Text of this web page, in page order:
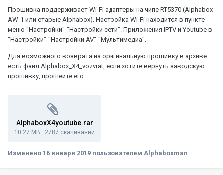
Прошивка поддерживает Wi-Fi адаптеры на чипе RT5370 (Alphabox
AW-1 или старые Alphabox). Настройка Wi-Fi находится в пункте
меню "Настройки"-"Настройки сети". Приложения IPTV и Youtube в
"Настройки"-"Настройки AV"-"Мультимедиа".
Для возможного возврата на оригинальную прошивку в архиве
есть файл Alphabox_X4_vozvrat, если хотите вернуть заводскую
прошивку, прошейте его.
AlphaboxX4youtube.rar
10.27 MB · 2787 скачиваний
Изменено 16 января 2019 пользователем Alphaboxman